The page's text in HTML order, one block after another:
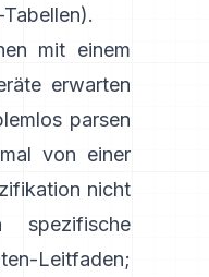
).
mit einem
erwarten
parsen
von einer
nicht
spezifische
Leitfaden;